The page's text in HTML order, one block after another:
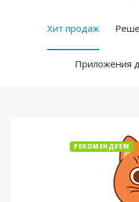
Хит продаж
Приложения
РЕКОМЕНДУЕМ